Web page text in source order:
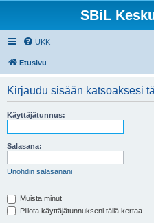
SBiL
UKK
Etusivu
Kirjaudu sisään katsoaksesi
Käyttäjätunnus:
Salasana:
Unohdin salasanani
Muista minut
Piilota käyttäjätunnukseni tällä kertaa